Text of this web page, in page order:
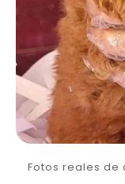
Fotos reales de